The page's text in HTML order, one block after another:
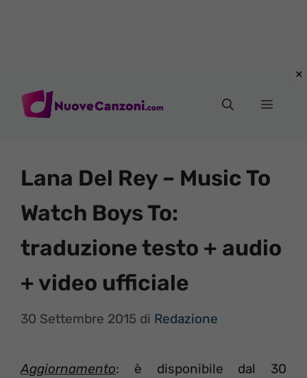
Menu
Lana Del Rey – Music To
Watch Boys To:
traduzione testo + audio
+ video ufficiale
30 Settembre 2015 di Redazione
Aggiornamento: è disponibile dal 30